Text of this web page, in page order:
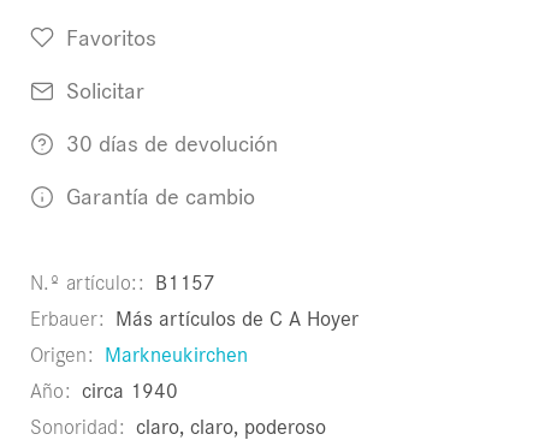
Favoritos
Solicitar
30 días de devolución
Garantía de cambio
N.º artículo: B1157
Erbauer Más artículos de C A Hoyer
Origen Markneukirchen
Año circa 1940
Sonoridad claro, claro, poderoso